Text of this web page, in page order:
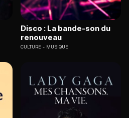
Disco : La bande-son du
renouveau
CULTURE MUSIQUE